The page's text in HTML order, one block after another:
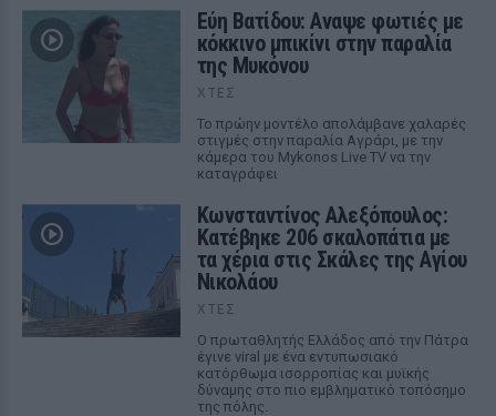
Εύη Βατίδου: Αναψε φωτιές με
κόκκινο μπικίνι στην παραλία
της Μυκόνου
ΧΤΕΣ
Το πρώην μοντέλο απολάμβανε χαλαρές
στιγμές στην παραλία Αγράρι, με την
κάμερα του Mykonos Live TV να την
καταγράφει
Κωνσταντίνος Αλεξόπουλος:
Κατέβηκε 206 σκαλοπάτια με
τα χέρια στις Σκάλες της Αγίου
Νικολάου
ΧΤΕΣ
Ο πρωταθλητής Ελλάδος από την Πάτρα
έγινε viral με ένα εντυπωσιακό
κατόρθωμα ισορροπίας και μυϊκής
δύναμης στο πιο εμβληματικό τοπόσημο
της πόλης.